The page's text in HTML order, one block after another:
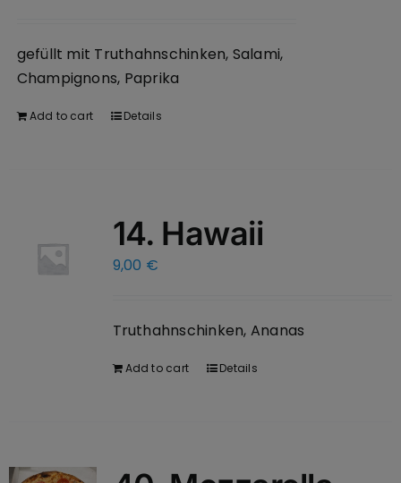
gefüllt mit Truthahnschinken, Salami,
Champignons, Paprika
Add to cart Details
14. Hawaii
9,00 €
Truthahnschinken, Ananas
Add to cart Details